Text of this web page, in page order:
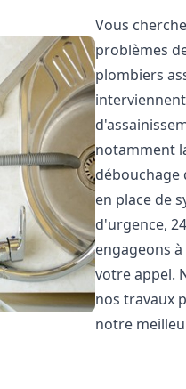
Vous
problèmes
plombiers
notamment
débouchage
en place de
d'urgence,
engageons
votre appel.
nos travaux
notre